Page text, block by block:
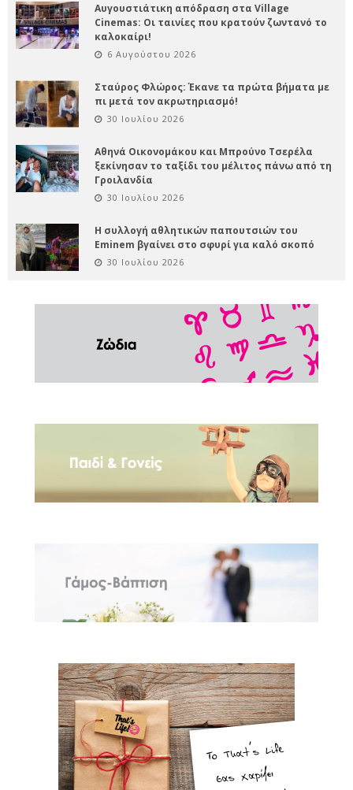
Αυγουστιάτικη απόδραση στα Village
Cinemas: Οι ταινίες που κρατούν ζωντανό το
καλοκαίρι!
6 Αυγούστου 2026
Σταύρος Φλώρος: Έκανε τα πρώτα βήματα με
πι μετά τον ακρωτηριασμό!
30 Ιουλίου 2026
Αθηνά Οικονομάκου και Μπρούνο Τσερέλα
ξεκίνησαν το ταξίδι του μέλιτος πάνω από τη
Γροιλανδία
30 Ιουλίου 2026
Η συλλογή αθλητικών παπουτσιών του
Eminem βγαίνει στο σφυρί για καλό σκοπό
30 Ιουλίου 2026